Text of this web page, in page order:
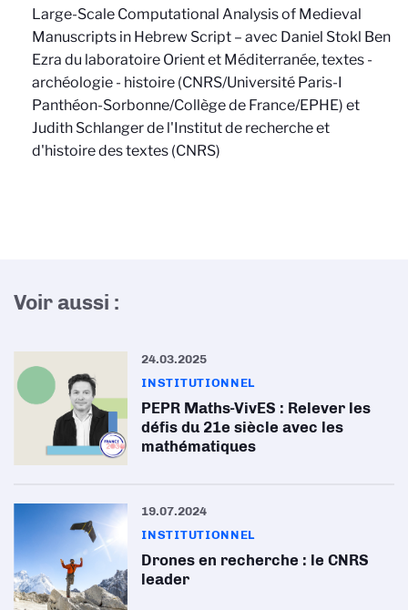
Large-Scale Computational Analysis of Medieval
Manuscripts in Hebrew Script – avec Daniel Stokl Ben
Ezra du laboratoire Orient et Méditerranée, textes -
archéologie - histoire (CNRS/Université Paris-I
Panthéon-Sorbonne/Collège de France/EPHE) et
Judith Schlanger de l'Institut de recherche et
d'histoire des textes (CNRS)
Voir aussi :
24.03.2025
INSTITUTIONNEL
PEPR Maths-VivES : Relever les
défis du 21e siècle avec les
mathématiques
19.07.2024
INSTITUTIONNEL
Drones en recherche : le CNRS
leader